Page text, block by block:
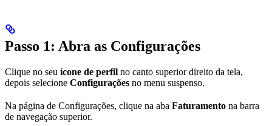
Passo 1: Abra as Configurações
Clique no seu ícone de perfil no canto superior direito da tela,
depois selecione Configurações no menu suspenso.
Na página de Configurações, clique na aba Faturamento na barra
de navegação superior.